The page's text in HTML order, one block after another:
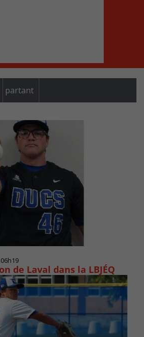
partant
de Laval dans la LBJÉQ